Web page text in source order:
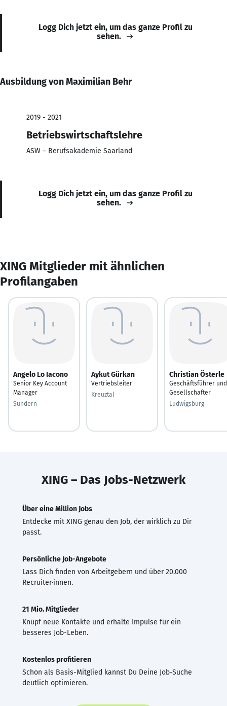
Logg Dich jetzt ein, um das ganze Profil zu
sehen.
Ausbildung von Maximilian Behr
2019 - 2021
Betriebswirtschaftslehre
ASW – Berufsakademie Saarland
Logg Dich jetzt ein, um das ganze Profil zu
sehen.
XING Mitglieder mit ähnlichen
Profilangaben
Angelo Lo Iacono
Senior Key Account
Manager
Sundern
Aykut Gürkan
Vertriebsleiter
Kreuztal
Christian Österle
Geschäftsführer und
Gesellschafter
Ludwigsburg
XING – Das Jobs-Netzwerk
Über eine Million Jobs
Entdecke mit XING genau den Job, der wirklich zu Dir
passt.
Persönliche Job-Angebote
Lass Dich finden von Arbeitgebern und über 20.000
Recruiter·innen.
21 Mio. Mitglieder
Knüpf neue Kontakte und erhalte Impulse für ein
besseres Job-Leben.
Kostenlos profitieren
Schon als Basis-Mitglied kannst Du Deine Job-Suche
deutlich optimieren.